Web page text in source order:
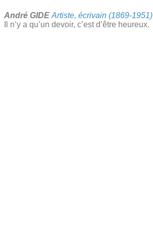
André GIDE Artiste, écrivain (1869-1951)​
Il n’y a qu’un devoir, c’est d’être heureux.